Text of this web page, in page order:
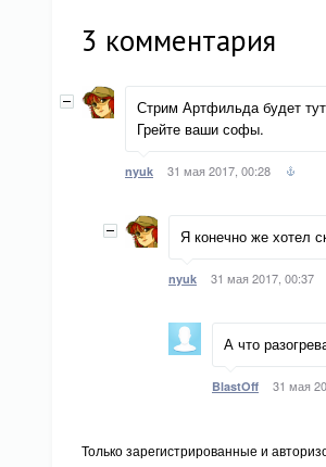
3 комментария
Стрим Артфильда будет
Грейте ваши софы.
nyuk 31 мая 2017, 00:28
Я конечно же хотел
nyuk 31 мая 2017, 00:37
А что
BlastOff 31 мая
Только зарегистрированные и